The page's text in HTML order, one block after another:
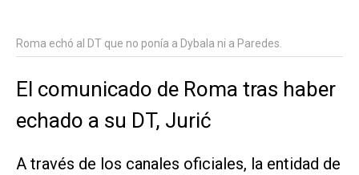
Roma echó al DT que no ponía a Dybala ni a Paredes.
El comunicado de Roma tras haber
echado a su DT, Jurić
A través de los canales oficiales, la entidad de